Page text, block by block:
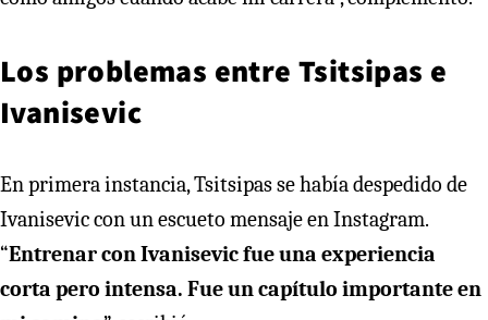
Los problemas entre Tsitsipas e
Ivanisevic
En primera instancia, Tsitsipas se había despedido de
Ivanisevic con un escueto mensaje en Instagram.
“Entrenar con Ivanisevic fue una experiencia
corta pero intensa. Fue un capítulo importante en